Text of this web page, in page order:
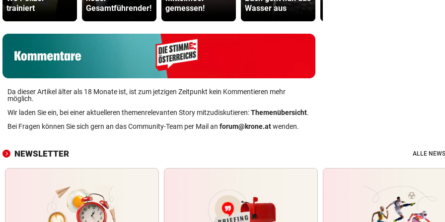
trainiert
Gesamtführender!
gemessen!
Wasser aus
Da dieser Artikel älter als 18 Monate ist, ist zum jetzigen Zeitpunkt kein Kommentieren mehr
möglich.
Wir laden Sie ein, bei einer aktuelleren themenrelevanten Story mitzudiskutieren:Themenübersicht.
Bei Fragen können Sie sich gern an das Community-Team per Mail an forum@krone.atwenden.
NEWSLETTER ALLE